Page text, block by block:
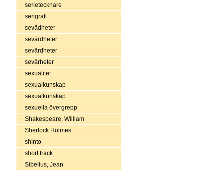
serietecknare
serigrafi
sevädheter
sevärdheter
sevärdheter
sevärheter
sexualitet
sexualkunskap
sexualkunskap
sexuella övergrepp
Shakespeare, William
Sherlock Holmes
shinto
short track
Sibelius, Jean